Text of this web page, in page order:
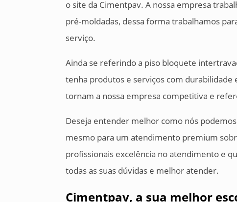
o site da Cimentpav. A nossa empresa
pré-moldadas, dessa forma trabalhamos
serviço.
Ainda se referindo a piso bloquete
tenha produtos e serviços com
tornam a nossa empresa competitiva e
Deseja entender melhor como nós
mesmo para um atendimento premium
profissionais excelência no atendimento e
todas as suas dúvidas e melhor atender.
Cimentpav, a sua melhor